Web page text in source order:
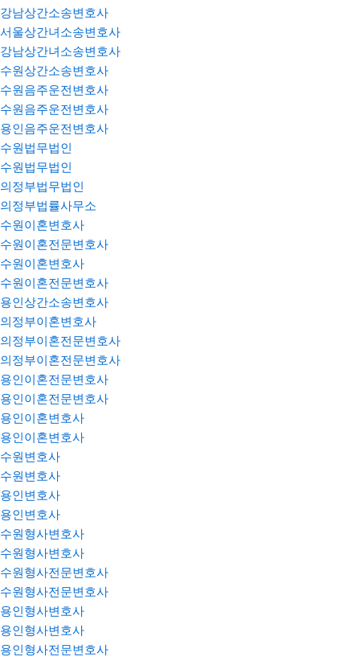
강남상간소송변호사
서울상간녀소송변호사
강남상간녀소송변호사
수원상간소송변호사
수원음주운전변호사
수원음주운전변호사
용인음주운전변호사
수원법무법인
수원법무법인
의정부법무법인
의정부법률사무소
수원이혼변호사
수원이혼전문변호사
수원이혼변호사
수원이혼전문변호사
용인상간소송변호사
의정부이혼변호사
의정부이혼전문변호사
의정부이혼전문변호사
용인이혼전문변호사
용인이혼전문변호사
용인이혼변호사
용인이혼변호사
수원변호사
수원변호사
용인변호사
용인변호사
수원형사변호사
수원형사변호사
수원형사전문변호사
수원형사전문변호사
용인형사변호사
용인형사변호사
용인형사전문변호사